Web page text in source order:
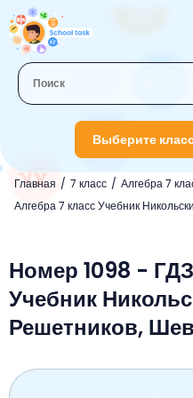
Выберите
Главная 7 класс
Алгебра 7
Алгебра 7 класс Учебник
1 класс
3 класс
4 класс
Номер 1098 -
Учебник
Решетников,